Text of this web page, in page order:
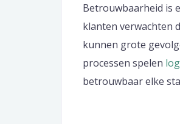
Betrouwbaarheid is
klanten verwachten
kunnen grote
processen spelen
betrouwbaar elke